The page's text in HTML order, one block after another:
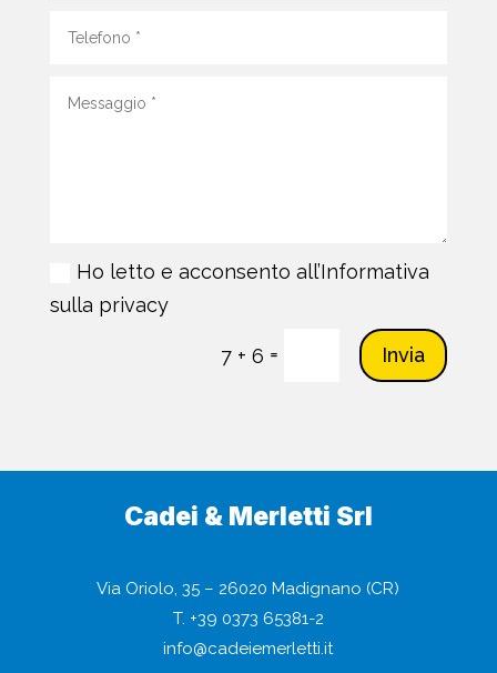
Ho letto e acconsento all’Informativa
sulla privacy
7 + 6 = Invia
Cadei & Merletti Srl
Via Oriolo, 35 – 26020 Madignano (CR)
T. +39 0373 65381-2
info@cadeiemerletti.it